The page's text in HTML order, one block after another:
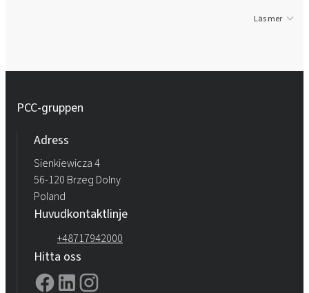
Läs mer
PCC-gruppen
Adress
Sienkiewicza 4
56-120 Brzeg Dolny
Poland
Huvudkontaktlinje
+48717942000
Hitta oss